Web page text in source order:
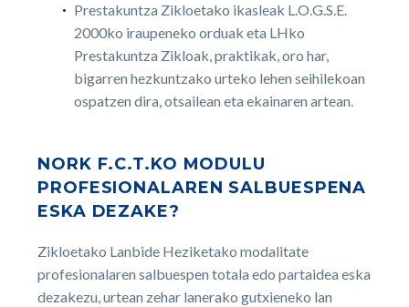
Prestakuntza Zikloetako ikasleak L.O.G.S.E.
2000ko iraupeneko orduak eta LHko
Prestakuntza Zikloak, praktikak, oro har,
bigarren hezkuntzako urteko lehen seihilekoan
ospatzen dira, otsailean eta ekainaren artean.
NORK F.C.T.KO MODULU
PROFESIONALAREN SALBUESPENA
ESKA DEZAKE?
Zikloetako Lanbide Heziketako modalitate
profesionalaren salbuespen totala edo partaidea eska
dezakezu, urtean zehar lanerako gutxieneko lan